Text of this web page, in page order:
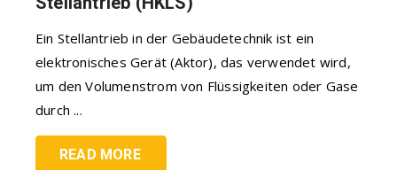
Ein Stellantrieb in der Gebäudetechnik ist ein
elektronisches Gerät (Aktor), das verwendet wird,
um den Volumenstrom von Flüssigkeiten oder Gase
durch ...
READ MORE